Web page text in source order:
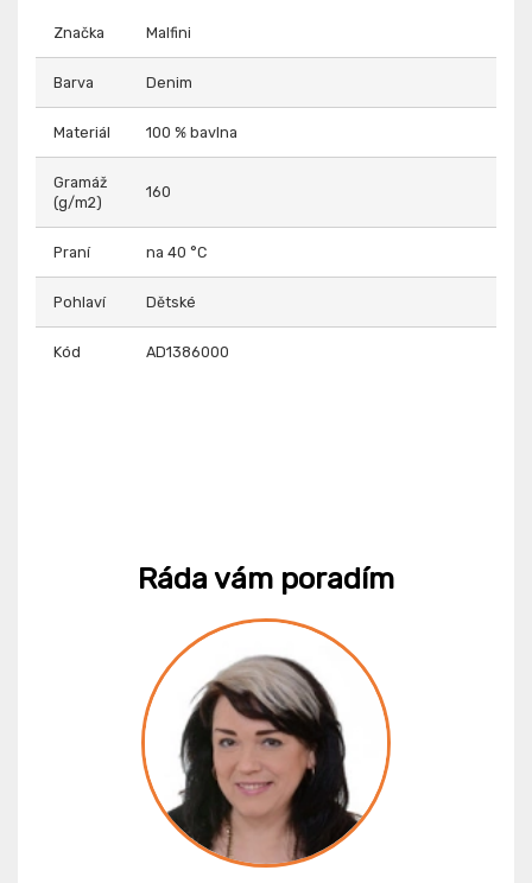
Značka Malfini
Barva Denim
Materiál 100 % bavlna
Gramáž
(g/m2)
160
Praní na 40 °C
Pohlaví Dětské
Kód AD1386000
Ráda vám poradím